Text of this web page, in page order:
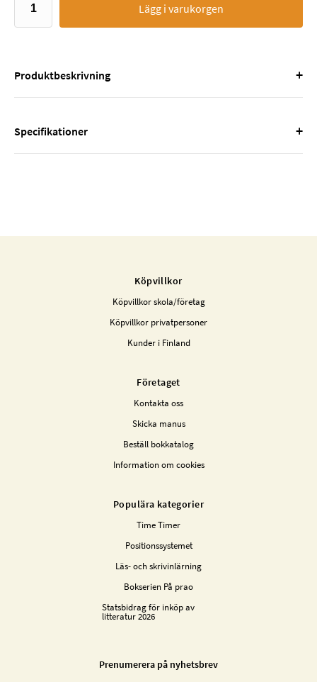
Lägg i varukorgen
Produktbeskrivning +
Specifikationer +
Köpvillkor
Köpvillkor skola/företag
Köpvillkor privatpersoner
Kunder i Finland
Företaget
Kontakta oss
Skicka manus
Beställ bokkatalog
Information om cookies
Populära kategorier
Time Timer
Positionssystemet
Läs- och skrivinlärning
Bokserien På prao
Statsbidrag för inköp av
litteratur 2026
Prenumerera på nyhetsbrev